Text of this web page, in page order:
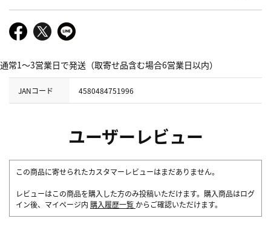
通常1～3営業日で発送（取寄せ品含む場合6営業日以内）
JANコード 4580484751996
ユーザーレビュー
この商品に寄せられたカスタマーレビューはまだありません。
レビューはこの商品を購入した方のみ投稿いただけます。購入商品はログ
イン後、マイページ内 購入履歴一覧 からご確認いただけます。